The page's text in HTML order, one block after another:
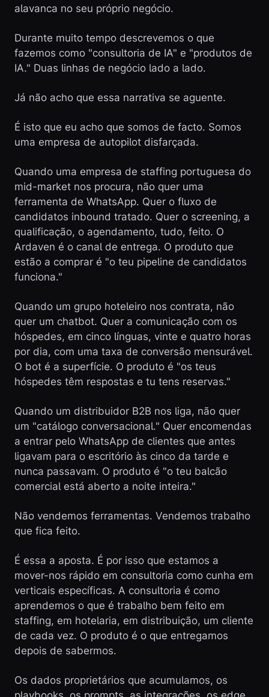
alavanca no seu próprio negócio.
Durante muito tempo descrevemos o que
fazemos como "consultoria de IA" e "produtos de
IA." Duas linhas de negócio lado a lado.
Já não acho que essa narrativa se aguente.
É isto que eu acho que somos de facto. Somos
uma empresa de autopilot disfarçada.
Quando uma empresa de staffing portuguesa do
mid-market nos procura, não quer uma
ferramenta de WhatsApp. Quer o fluxo de
candidatos inbound tratado. Quer o screening, a
qualificação, o agendamento, tudo, feito. O
Ardaven é o canal de entrega. O produto que
estão a comprar é "o teu pipeline de candidatos
funciona."
Quando um grupo hoteleiro nos contrata, não
quer um chatbot. Quer a comunicação com os
hóspedes, em cinco línguas, vinte e quatro horas
por dia, com uma taxa de conversão mensurável.
O bot é a superfície. O produto é "os teus
hóspedes têm respostas e tu tens reservas."
Quando um distribuidor B2B nos liga, não quer
um "catálogo conversacional." Quer encomendas
a entrar pelo WhatsApp de clientes que antes
ligavam para o escritório às cinco da tarde e
nunca passavam. O produto é "o teu balcão
comercial está aberto a noite inteira."
Não vendemos ferramentas. Vendemos trabalho
que fica feito.
É essa a aposta. É por isso que estamos a
mover-nos rápido em consultoria como cunha em
verticais específicas. A consultoria é como
aprendemos o que é trabalho bem feito em
staffing, em hotelaria, em distribuição, um cliente
de cada vez. O produto é o que entregamos
depois de sabermos.
Os dados proprietários que acumulamos, os